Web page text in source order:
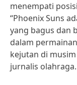
menempati
“Phoenix Suns
yang bagus dan
dalam
kejutan di
jurnalis olahraga.